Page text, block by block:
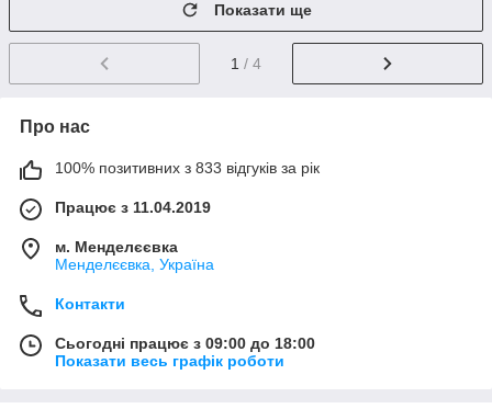
Показати ще
1 / 4
Про нас
100% позитивних з 833 відгуків за рік
Працює з 11.04.2019
м. Менделєєвка
Менделєєвка, Україна
Контакти
Сьогодні працює з 09:00 до 18:00
Показати весь графік роботи